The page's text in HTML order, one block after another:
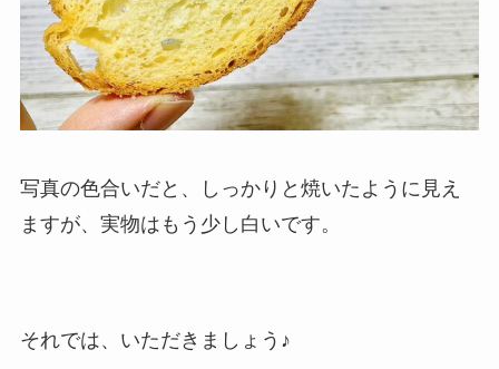
写真の色合いだと、しっかりと焼いたように見え
ますが、実物はもう少し白いです。
それでは、いただきましょう♪